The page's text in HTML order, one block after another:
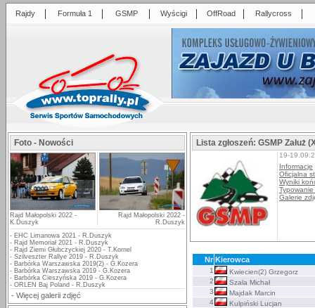
Rajdy | Formuła 1 | GSMP | Wyścigi | OffRoad | Rallycross |
Foto - Nowości
Rajd Małopolski 2022 -
K.Duszyk
Rajd Małopolski 2022 -
R.Duszyk
- EHC Limanowa 2021 - R.Duszyk
- Rajd Memoriał 2021 - R.Duszyk
- Rajd Ziemi Głubczyckiej 2020 - T.Kornel
- Szilveszter Rallye 2019 - R.Duszyk
- Barbórka Warszawska 2019(2) - G.Kozera
- Barbórka Warszawska 2019 - G.Kozera
- Barbórka Cieszyńska 2019 - G.Kozera
- ORLEN Baj Poland - R.Duszyk
- Więcej galerii zdjęć
Lista zgłoszeń: GSMP Załuż
19-
Informacje
Oficjalna
Wyniki
Galerie
Nr Kierowca
1
Kwiecien(2) Grzegorz
2
Szala Michał
3
Majdak Marcin
4
Kulpiński Lucjan